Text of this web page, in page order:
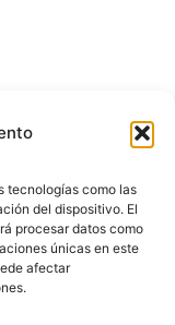
tecnologías como las
del dispositivo. El
procesar datos como
únicas en este
afectar